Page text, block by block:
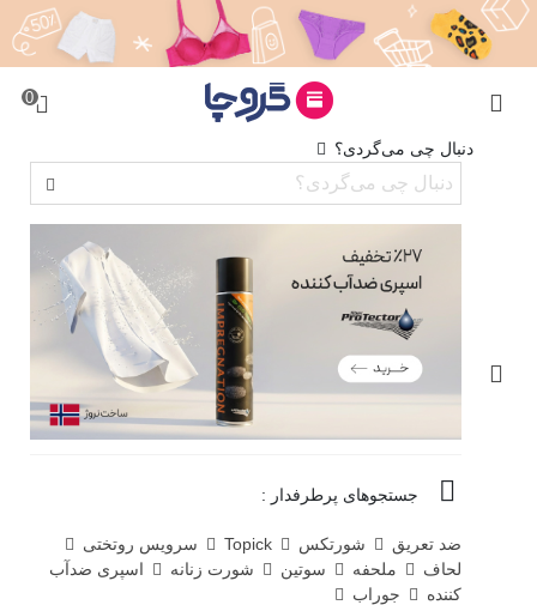
0
دنبال چی می‌گردی؟
جستجوهای پرطرفدار :
ضد تعریق شورتکس Topick
سرویس روتختی
لحاف
ملحفه سوتین شورت زنانه
اسپری ضدآب
کننده
جوراب